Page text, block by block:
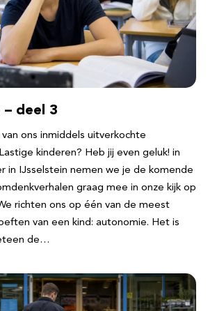
deel 3
ons inmiddels uitverkochte
kinderen? Heb jij even geluk! in
in IJsselstein nemen we je de komende
graag mee in onze kijk op
richten ons op één van de meest
van een kind: autonomie. Het is
de…